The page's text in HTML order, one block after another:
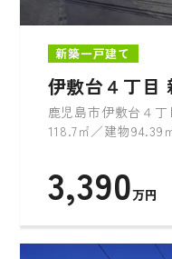
新築一戸建て
伊敷台４丁目
鹿児島市伊敷台４
118.7㎡／建物94.39
3,390万円